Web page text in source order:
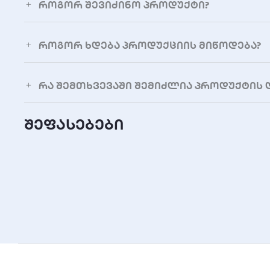
ოპერაციული ტემპერატურა
დამატებითი ფუნქციები
ფუნქციები
როგორ შევიძინო პროდუქტი?
როგორ ხდება პროდუქციის მიწოდება?
რა შემთხვევაში შემიძლია პროდუქტის
შეფასებები